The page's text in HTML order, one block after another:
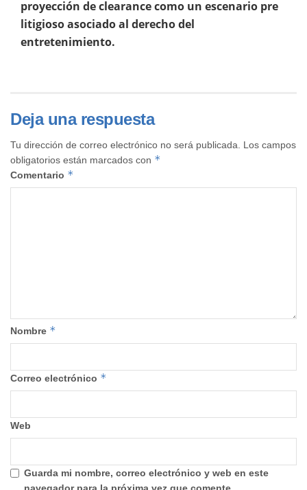
proyección de clearance como un escenario pre
litigioso asociado al derecho del
entretenimiento.
Deja una respuesta
Tu dirección de correo electrónico no será publicada.
Los campos
obligatorios están marcados con *
Comentario *
Nombre *
Correo electrónico *
Web
Guarda mi nombre, correo electrónico y web en este